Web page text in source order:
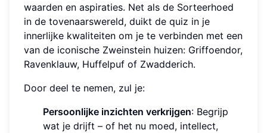
waarden en aspiraties. Net als de Sorteerhoed
in de tovenaarswereld, duikt de quiz in je
innerlijke kwaliteiten om je te verbinden met een
van de iconische Zweinstein huizen: Griffoendor,
Ravenklauw, Huffelpuf of Zwadderich.
Door deel te nemen, zul je:
Persoonlijke inzichten verkrijgen: Begrijp
wat je drijft – of het nu moed, intellect,